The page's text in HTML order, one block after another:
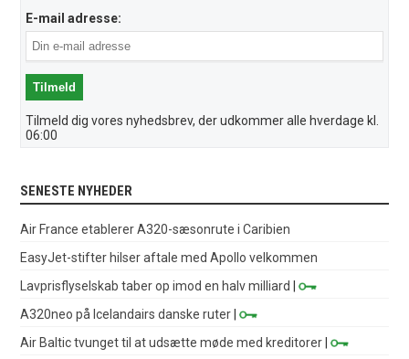
E-mail adresse:
Tilmeld dig vores nyhedsbrev, der udkommer alle hverdage kl.
06:00
SENESTE NYHEDER
Air France etablerer A320-sæsonrute i Caribien
EasyJet-stifter hilser aftale med Apollo velkommen
Lavprisflyselskab taber op imod en halv milliard
|
A320neo på Icelandairs danske ruter |
Air Baltic tvunget til at udsætte møde med kreditorer |